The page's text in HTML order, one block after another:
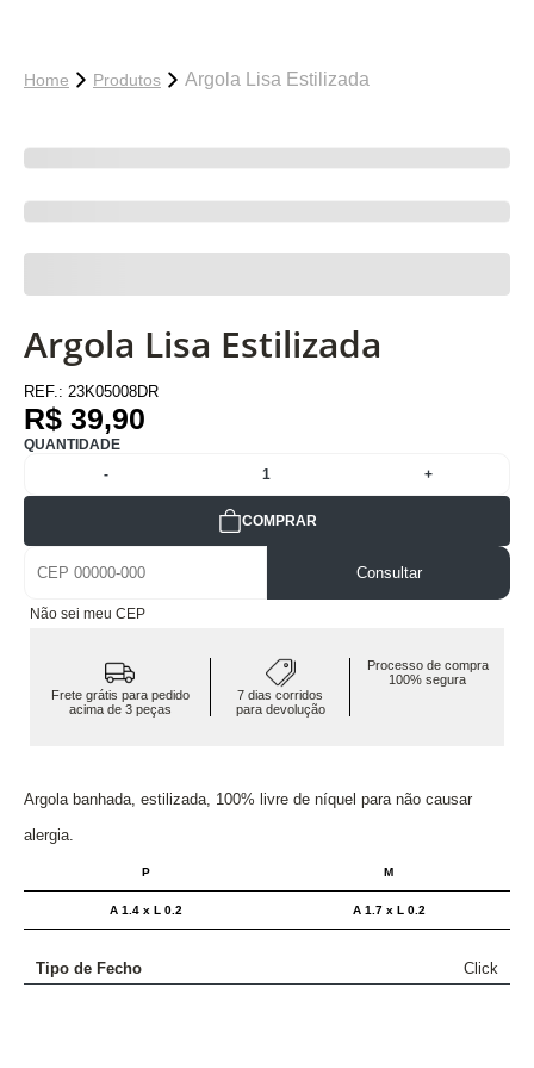
Home Produtos Argola Lisa Estilizada
Argola Lisa Estilizada
REF.: 23K05008DR
R$ 39,90
QUANTIDADE
-
1 +
COMPRAR
Consultar
Não sei meu CEP
Frete grátis para pedido
acima de 3 peças
7 dias corridos
para devolução
Processo de compra
100% segura
Argola banhada, estilizada, 100% livre de níquel para não causar
alergia.
P M
A 1.4 x L 0.2 A 1.7 x L 0.2
Tipo de Fecho Click